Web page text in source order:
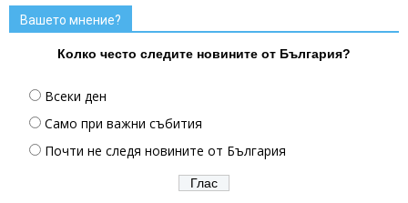
Вашето мнение?
Колко често следите новините от България?
Всеки ден
Само при важни събития
Почти не следя новините от България